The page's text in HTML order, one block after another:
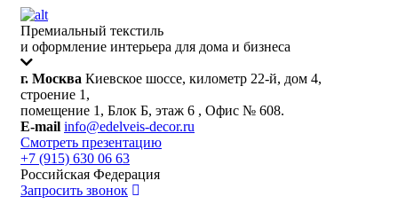
Премиальный текстиль
и оформление интерьера для дома и бизнеса
г. Москва Киевское шоссе, километр 22-й, дом 4,
строение 1,
помещение 1, Блок Б, этаж 6 , Офис № 608.
E-mail info@edelveis-decor.ru
Смотреть презентацию
+7 (915) 630 06 63
Российская Федерация
Запросить звонок